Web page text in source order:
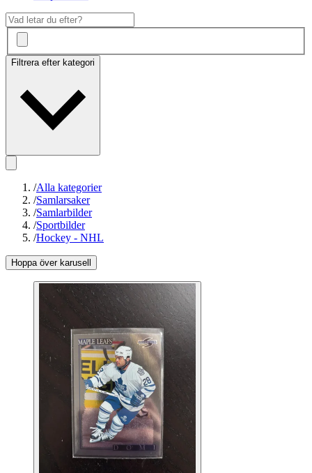
Filtrera efter kategori
/Alla kategorier
/Samlarsaker
/Samlarbilder
/Sportbilder
/Hockey - NHL
Hoppa över karusell